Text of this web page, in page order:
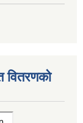
वितरणको